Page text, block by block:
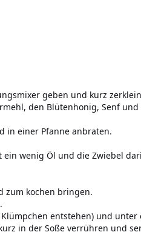
geben und kurz
den Blütenhonig, Senf
in einer Pfanne anbraten.
wenig Öl und die Zwiebel
zum kochen bringen.
entstehen) und unter
in der Soße verrühren und